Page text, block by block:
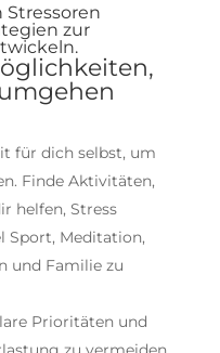
Stressoren
zur
für dich selbst, um
Finde Aktivitäten,
helfen, Stress
Sport, Meditation,
und Familie zu
Prioritäten und